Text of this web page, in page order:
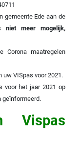
gemeente Ede aan de
niet meer mogelijk,
Corona maatregelen
uw VISpas voor 2021.
voor het jaar 2021 op
geïnformeerd.
Vispas